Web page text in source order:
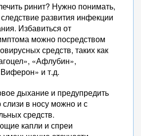
ринит? Нужно понимать,
развития инфекции
Избавиться от
можно посредством
средств, таких как
«Афлубин»,
и т.д.
дыхание и предупредить
слизи в носу можно и с
средств.
капли и спреи